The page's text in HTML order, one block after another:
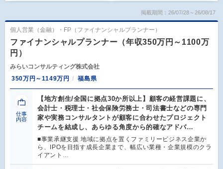
掲載期間：26/07/28～26/08/17
個人営業（金融）・FP（ファイナンシャルプランナー）
ファイナンシャルプランナー（年収350万円～1100万
円）
みらいコンサルティング株式会社
350万円～1149万円
福島県
仕事
内容
【地方創生/全国に拠点30か所以上】顧客の経営課題に、
会計士・税理士・社会保険労務士・司法書士などの専門
家や実務コンサルタントが顧客に合わせたプロジェクト
チームを結成し、あらゆる角度から的確なアドバ…
■事業承継支援 地域に拠点を置くファミリービジネス企業か
ら、IPOを目指す成長企業まで、幅広い業種・企業規模のクラ
イアント…